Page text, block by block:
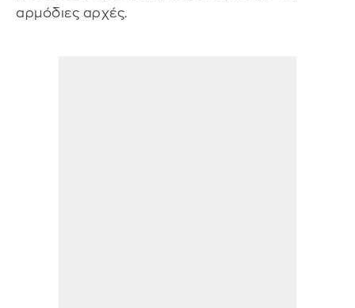
αρμόδιες αρχές.